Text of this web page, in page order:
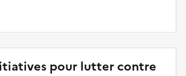
pour lutter contre